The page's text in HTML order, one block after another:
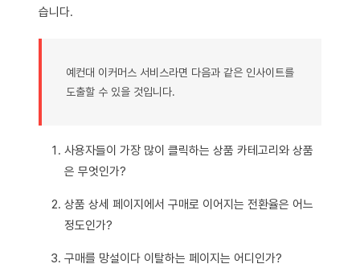
습니다.
예컨대 이커머스 서비스라면 다음과 같은 인사이트를
도출할 수 있을 것입니다.
사용자들이 가장 많이 클릭하는 상품 카테고리와 상품
은 무엇인가?
상품 상세 페이지에서 구매로 이어지는 전환율은 어느
정도인가?
구매를 망설이다 이탈하는 페이지는 어디인가?